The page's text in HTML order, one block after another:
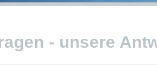
- unsere